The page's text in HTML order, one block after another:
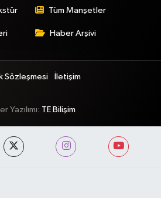
Tüm Manşetler
Haber Arşivi
Sözleşmesi İletişim
Yazılımı: TE Bilişim